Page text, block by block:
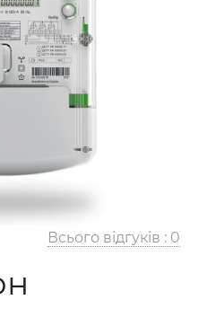
Всього відгуків : 0